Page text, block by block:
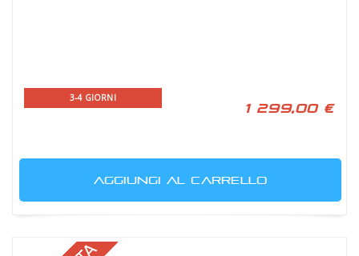
3-4 GIORNI
1 299,00 €
AGGIUNGI AL CARRELLO